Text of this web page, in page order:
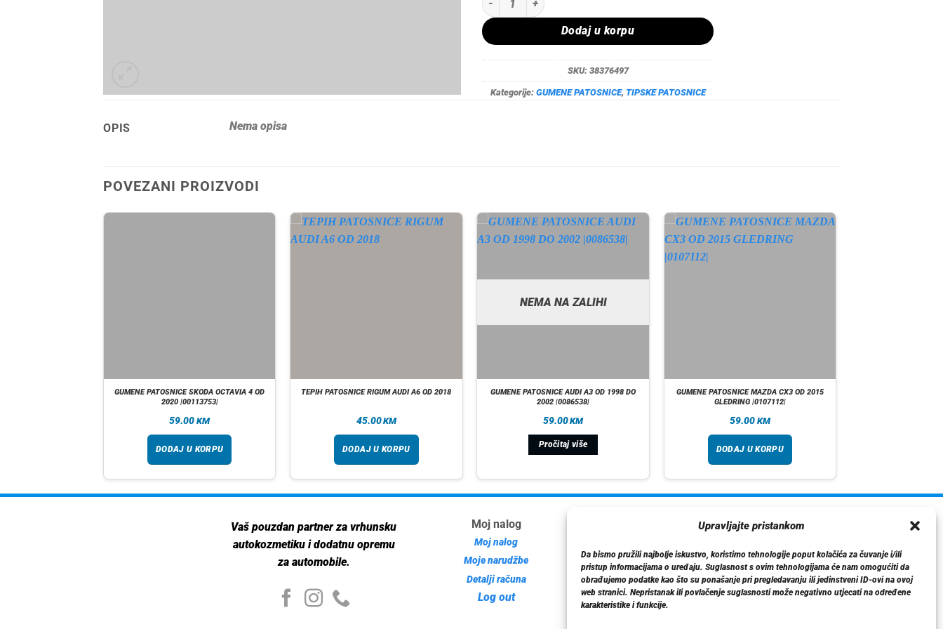
Upravljajte pristankom
Da bismo pružili najbolje iskustvo, koristimo tehnologije poput kolačića za čuvanje i/ili
pristup informacijama o uređaju. Suglasnost s ovim tehnologijama će nam omogućiti da
obrađujemo podatke kao što su ponašanje pri pregledavanju ili jedinstveni ID-ovi na ovoj
web stranici. Nepristanak ili povlačenje suglasnosti može negativno utjecati na određene
karakteristike i funkcije.
Dodaj u korpu
SKU: 38376497
Kategorije: GUMENE PATOSNICE, TIPSKE PATOSNICE
OPIS Nema opisa
POVEZANI PROIZVODI
GUMENE PATOSNICE SKODA OCTAVIA 4 OD
2020 |00113753|
59.00 KM
DODAJ U KORPU
TEPIH PATOSNICE RIGUM AUDI A6 OD 2018
45.00KM
DODAJ U KORPU
NEMA NA ZALIHI
GUMENE PATOSNICE AUDI A3 OD 1998 DO
2002 |0086538|
59.00KM
Pročitaj više
GUMENE PATOSNICE MAZDA CX3 OD 2015
GLEDRING |0107112|
59.00 KM
DODAJ U KORPU
Vaš pouzdan partner za vrhunsku
autokozmetiku i dodatnu opremu
za automobile.
Moj nalog
Moj nalog
Moje narudžbe
Detalji računa
Log out
Dostava
Politika privatnosti
Kontakt